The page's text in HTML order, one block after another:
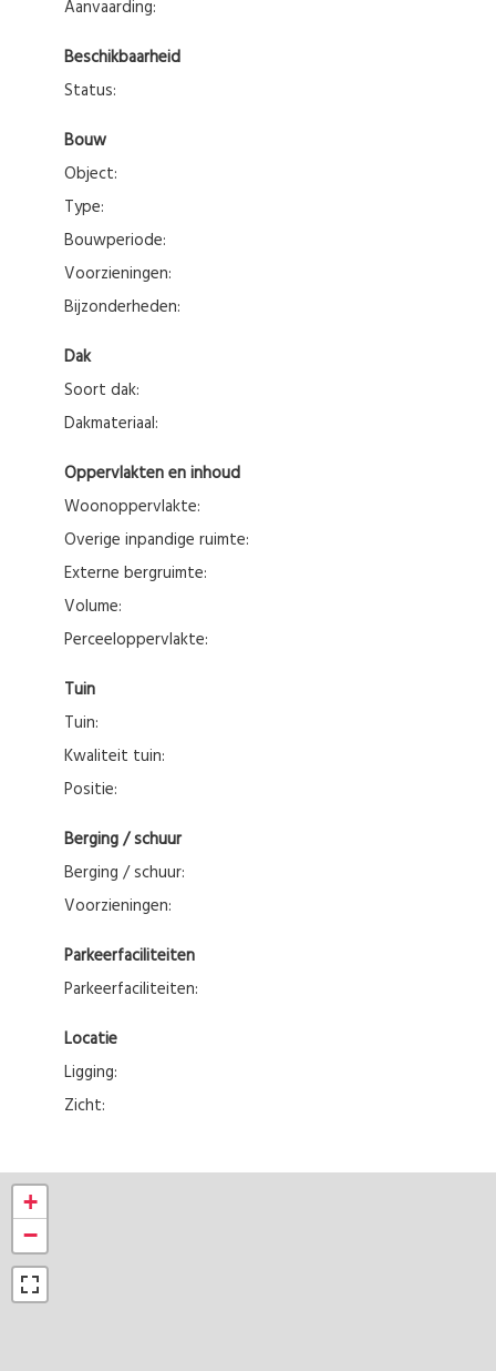
Aanvaarding:
Beschikbaarheid
Status:
Bouw
Object:
Type:
Bouwperiode:
Voorzieningen:
Bijzonderheden:
Dak
Soort dak:
Dakmateriaal:
Oppervlakten en inhoud
Woonoppervlakte:
Overige inpandige ruimte:
Externe bergruimte:
Volume:
Perceeloppervlakte:
Tuin
Tuin:
Kwaliteit tuin:
Positie:
Berging / schuur
Berging / schuur:
Voorzieningen:
Parkeerfaciliteiten
Parkeerfaciliteiten:
Locatie
Ligging:
Zicht:
+
−